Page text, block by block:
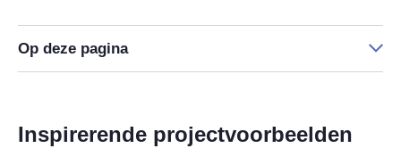
Op deze pagina
Inspirerende projectvoorbeelden